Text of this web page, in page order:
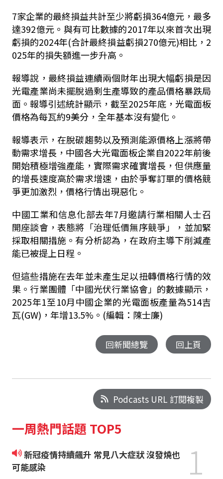
7家企業的最終損益共計至少將虧損364億元，最多
達392億元。與有可比數據的2017年以來首次出現
虧損的2024年(合計最終損益虧損270億元)相比，2
025年的損失額進一步升高。
報導說，最終損益連續兩個財年出現大幅虧損是因
光電產業尚未擺脫過剩生產導致的產品價格暴跌局
面。報導引述統計顯示，截至2025年底，光電面板
價格為每瓦約9美分，全年基本沒有變化。
報導表示，在脫碳趨勢以及預測能源價格上漲將帶
動需求增長，中國各大光電面板企業自2022年前後
開始積極增強產能，實際需求確實增長，但供應量
的增長速度高於需求增速，由於爭奪訂單的價格競
爭更加激烈，價格行情出現惡化。
中國工業和信息化部去年7月邀請行業相關人士召
開座談會，表態將「治理低價無序競爭」，並加緊
採取相關措施。有分析認為，在政府主導下削減產
能已被提上日程。
但這些措施在去年並未產生足以扭轉價格行情的效
果。行業團體「中國光伏行業協會」的數據顯示，
2025年1至10月中國企業的光電面板產量為514吉
瓦(GW)，年增13.5%。(編輯：陳士廉)
回新聞總覽 回上頁
Podcasts URL 訂閱複製
一周熱門話題 TOP5
新冠疫情持續飆升 常見八大症狀 沒發燒也
可能感染
1